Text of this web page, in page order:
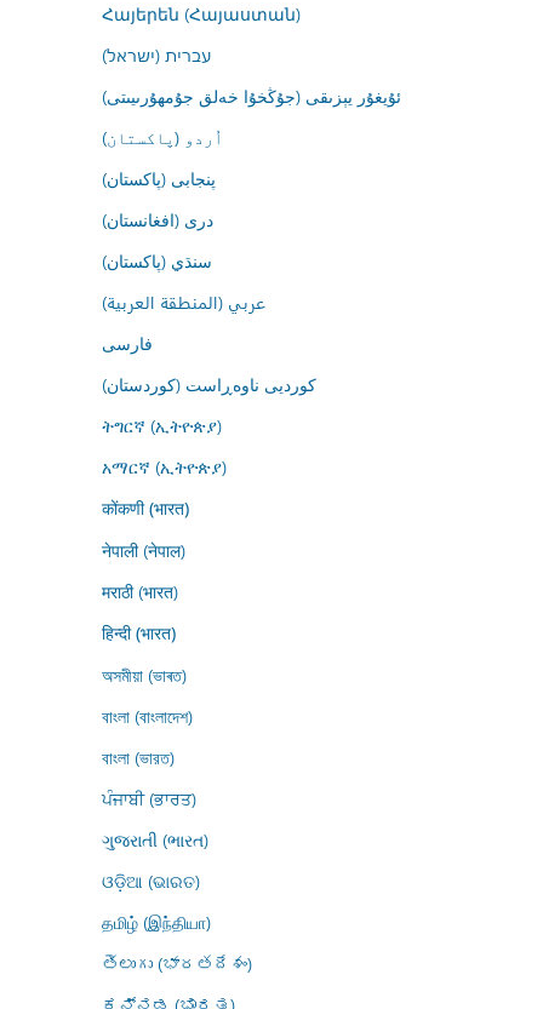
Հայերեն (Հայաստան)
עברית (ישראל)
ئۇيغۇر يېزىقى (جۇڭخۇا خەلق جۇمھۇرىيىتى)
اُردو (پاکستان)
پنجابی (پاکستان)
درى (افغانستان)
سنڌي (پاکستان)
عربي (المنطقة العربية)
فارسى
کوردیی ناوەڕاست (کوردستان)
ትግርኛ (ኢትዮጵያ)
አማርኛ (ኢትዮጵያ)
कोंकणी (भारत)
नेपाली (नेपाल)
मराठी (भारत)
हिन्दी (भारत)
অসমীয়া (ভাৰত)
বাংলা (বাংলাদেশ)
বাংলা (ভারত)
ਪੰਜਾਬੀ (ਭਾਰਤ)
ગુજરાતી (ભારત)
ଓଡ଼ିଆ (ଭାରତ)
தமிழ் (இந்தியா)
తెలుగు (భారతదేశం)
ಕನ್ನಡ (ಭಾರತ)